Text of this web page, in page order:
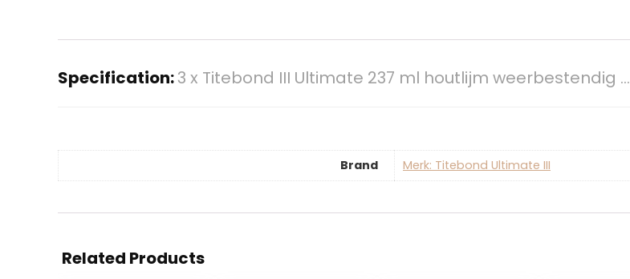
Specification:3 x Titebond III Ultimate 237 ml houtlijm weerbestendig …
Brand Merk: Titebond Ultimate III
Related Products